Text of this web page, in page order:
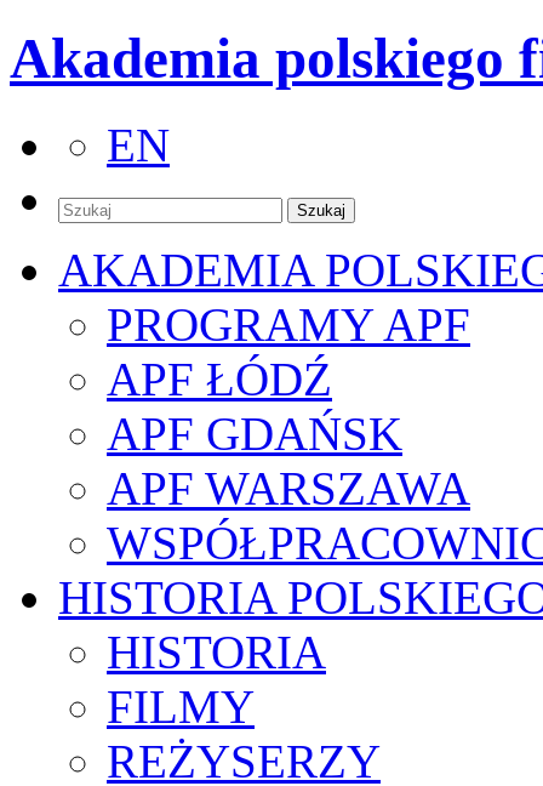
Akademia polskiego
EN
AKADEMIA
PROGRAMY APF
APF ŁÓDŹ
APF GDAŃSK
APF WARSZAWA
HISTORIA
HISTORIA
FILMY
REŻYSERZY